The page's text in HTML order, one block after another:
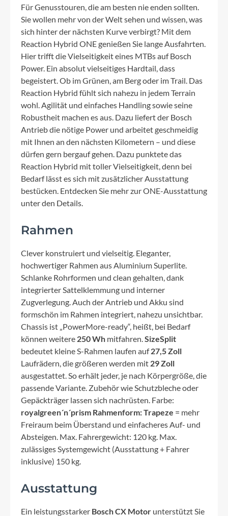
Für Genusstouren, die am besten nie enden sollten.
Sie wollen mehr von der Welt sehen und wissen, was
sich hinter der nächsten Kurve verbirgt? Mit dem
Reaction Hybrid ONE genießen Sie lange Ausfahrten.
Hier trifft die Vielseitigkeit eines MTBs auf Bosch
Power. Ein absolut vielseitiges Hardtail, dass
begeistert. Ob im Grünen, am Berg oder im Trail. Das
Reaction Hybrid fühlt sich nahezu in jedem Terrain
wohl. Agilität und einfaches Handling sowie seine
Robustheit machen es aus. Dazu liefert der Bosch
Antrieb die nötige Power und arbeitet geschmeidig
mit Ihnen an den nächsten Kilometern – und diese
dürfen gern bergauf gehen. Dazu punktete das
Reaction Hybrid mit toller Vielseitigkeit, denn bei
Bedarf lässt es sich mit zusätzlicher Ausstattung
bestücken. Entdecken Sie mehr zur ONE-Ausstattung
unter den Details.
Rahmen
Clever konstruiert und vielseitig. Eleganter,
hochwertiger Rahmen aus Aluminium Superlite.
Schlanke Rohrformen und clean gehalten, dank
integrierter Sattelklemmung und interner
Zugverlegung. Auch der Antrieb und Akku sind
formschön im Rahmen integriert, nahezu unsichtbar.
Chassis ist „PowerMore-ready“, heißt, bei Bedarf
können weitere 250 Wh mitfahren.SizeSplit
bedeutet kleine S-Rahmen laufen auf27,5 Zoll
Laufrädern, die größeren werden mit 29 Zoll
ausgestattet. So erhält jeder, je nach Körpergröße, die
passende Variante. Zubehör wie Schutzbleche oder
Gepäckträger lassen sich nachrüsten. Farbe:
royalgreen´n´prism Rahmenform: Trapeze = mehr
Freiraum beim Überstand und einfacheres Auf- und
Absteigen. Max. Fahrergewicht: 120 kg. Max.
zulässiges Systemgewicht (Ausstattung + Fahrer
inklusive) 150 kg.
Ausstattung
Ein leistungsstarker Bosch CX Motor unterstützt Sie